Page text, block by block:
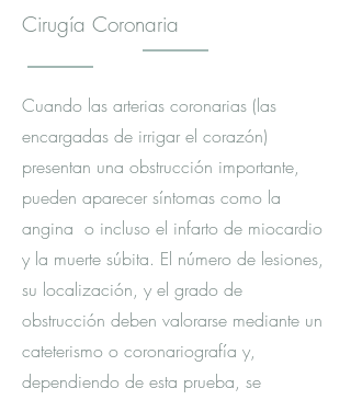
Cirugía Coronaria
Cuando las arterias coronarias (las
encargadas de irrigar el corazón)
presentan una obstrucción importante,
pueden aparecer síntomas como la
angina o incluso el infarto de miocardio
y la muerte súbita. El número de lesiones,
su localización, y el grado de
obstrucción deben valorarse mediante un
cateterismo o coronariografía y,
dependiendo de esta prueba, se